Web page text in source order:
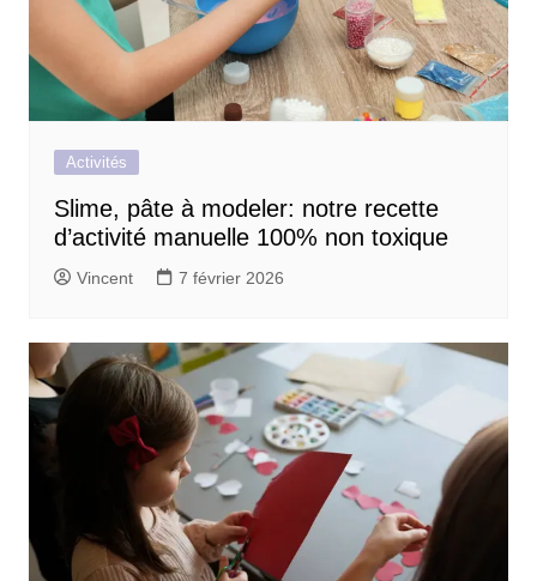
Activités
Slime, pâte à modeler: notre recette
d’activité manuelle 100% non toxique
Vincent 7 février 2026